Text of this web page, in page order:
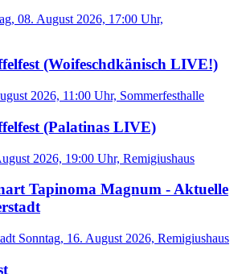
08. August 2026, 17:00 Uhr,
(Woifeschdkänisch LIVE!)
2026, 11:00 Uhr, Sommerfesthalle
(Palatinas LIVE)
2026, 19:00 Uhr, Remigiushaus
Tapinoma Magnum - Aktuelle
Sonntag, 16. August 2026, Remigiushaus